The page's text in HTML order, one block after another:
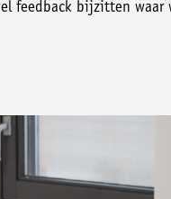
feedback bijzitten waar